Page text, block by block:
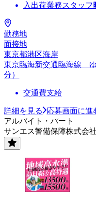
入出荷業務スタッフ
勤務地
面接地
東京都港区海岸
東京臨海新交通臨海線
分）
交通費支給
詳細を見る
応募画面に進
アルバイト・パート
サンエス警備保障株式会